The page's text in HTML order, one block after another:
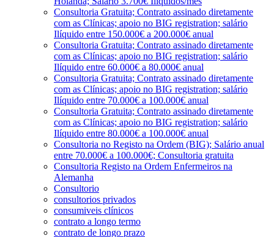
Consultoria Gratuita; Contrato assinado diretamente
com as Clínicas; apoio no BIG registration; salário
Ilíquido entre 150.000€ a 200.000€ anual
Consultoria Gratuita; Contrato assinado diretamente
com as Clínicas; apoio no BIG registration; salário
Ilíquido entre 60.000€ a 80.000€ anual
Consultoria Gratuita; Contrato assinado diretamente
com as Clínicas; apoio no BIG registration; salário
Ilíquido entre 70.000€ a 100.000€ anual
Consultoria Gratuita; Contrato assinado diretamente
com as Clínicas; apoio no BIG registration; salário
Ilíquido entre 80.000€ a 100.000€ anual
Consultoria no Registo na Ordem (BIG); Salário anual
entre 70.000€ a 100.000€; Consultoria gratuita
Consultoria Registo na Ordem Enfermeiros na
Alemanha
Consultorio
consultorios privados
consumiveis clínicos
contrato a longo termo
contrato de longo prazo